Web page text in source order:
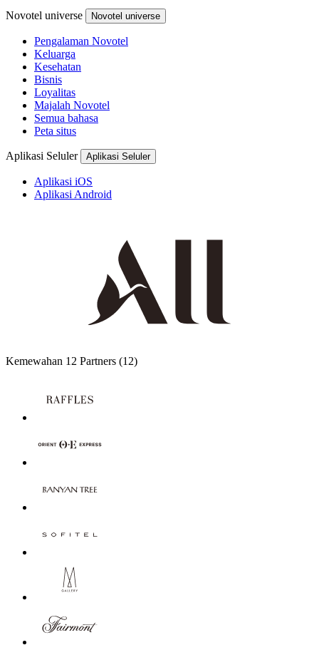
Novotel universe Novotel universe
Pengalaman Novotel
Keluarga
Kesehatan
Bisnis
Loyalitas
Majalah Novotel
Semua bahasa
Peta situs
Aplikasi Seluler Aplikasi Seluler
Aplikasi iOS
Aplikasi Android
Kemewahan 12 Partners (12)